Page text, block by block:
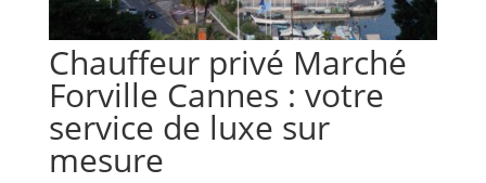
Chauffeur privé Marché
Forville Cannes : votre
service de luxe sur
mesure